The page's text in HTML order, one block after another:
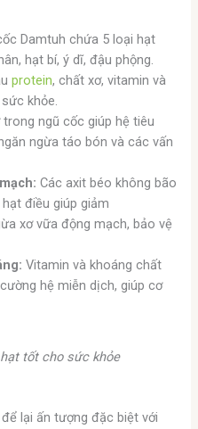
Damtuh chứa 5 loại hạt
hạt bí, ý dĩ, đậu phộng.
protein, chất xơ, vitamin và
khỏe.
trong ngũ cốc giúp hệ tiêu
ngừa táo bón và các vấn
Các axit béo không bão
điều giúp giảm
xơ vữa động mạch, bảo vệ
Vitamin và khoáng chất
hệ miễn dịch, giúp cơ
tốt cho sức khỏe
lại ấn tượng đặc biệt với